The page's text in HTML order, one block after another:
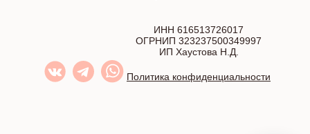
ИНН 616513726017
ОГРНИП 323237500349997
ИП Хаустова Н.Д.
Политика конфиденциальности